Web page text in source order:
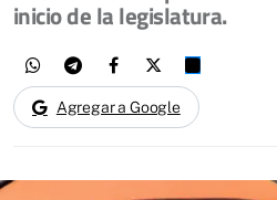
inicio de la legislatura.
Agregar a Google